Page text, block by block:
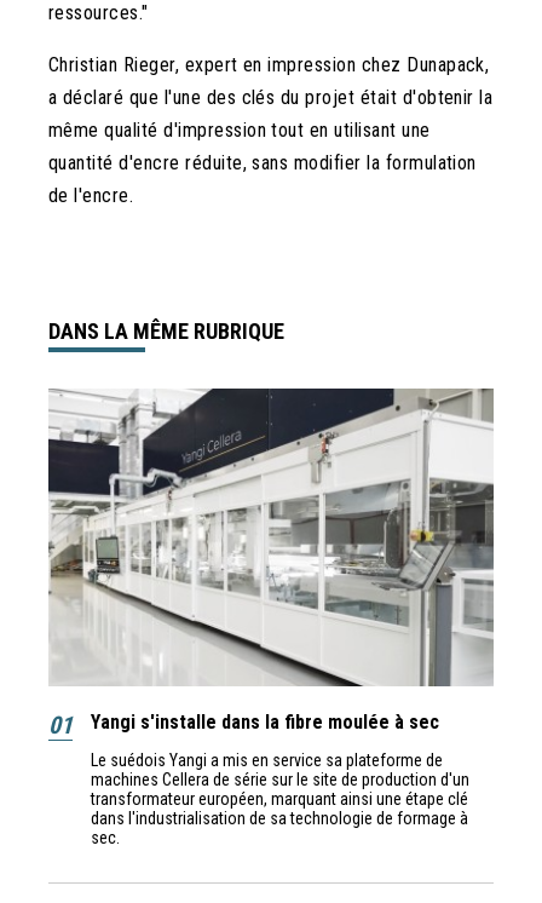
ressources."
Christian Rieger, expert en impression chez Dunapack,
a déclaré que l'une des clés du projet était d'obtenir la
même qualité d'impression tout en utilisant une
quantité d'encre réduite, sans modifier la formulation
de l'encre.
DANS LA MÊME RUBRIQUE
01 Yangi s'installe dans la fibre moulée à sec
Le suédois Yangi a mis en service sa plateforme de
machines Cellera de série sur le site de production d'un
transformateur européen, marquant ainsi une étape clé
dans l'industrialisation de sa technologie de formage à
sec.